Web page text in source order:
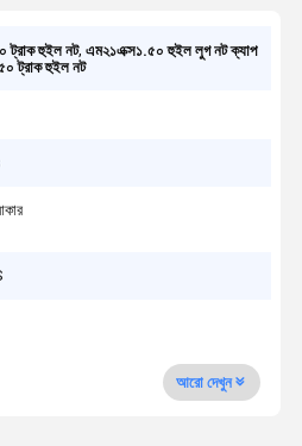
ট্রাক হুইল নট,এম২১এক্স১.৫০ হুইল লুগ নট ক্যাপ
ট্রাক হুইল নট
আরো দেখুন